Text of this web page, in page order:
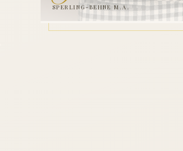
SPERLING-BEHNE M.A.